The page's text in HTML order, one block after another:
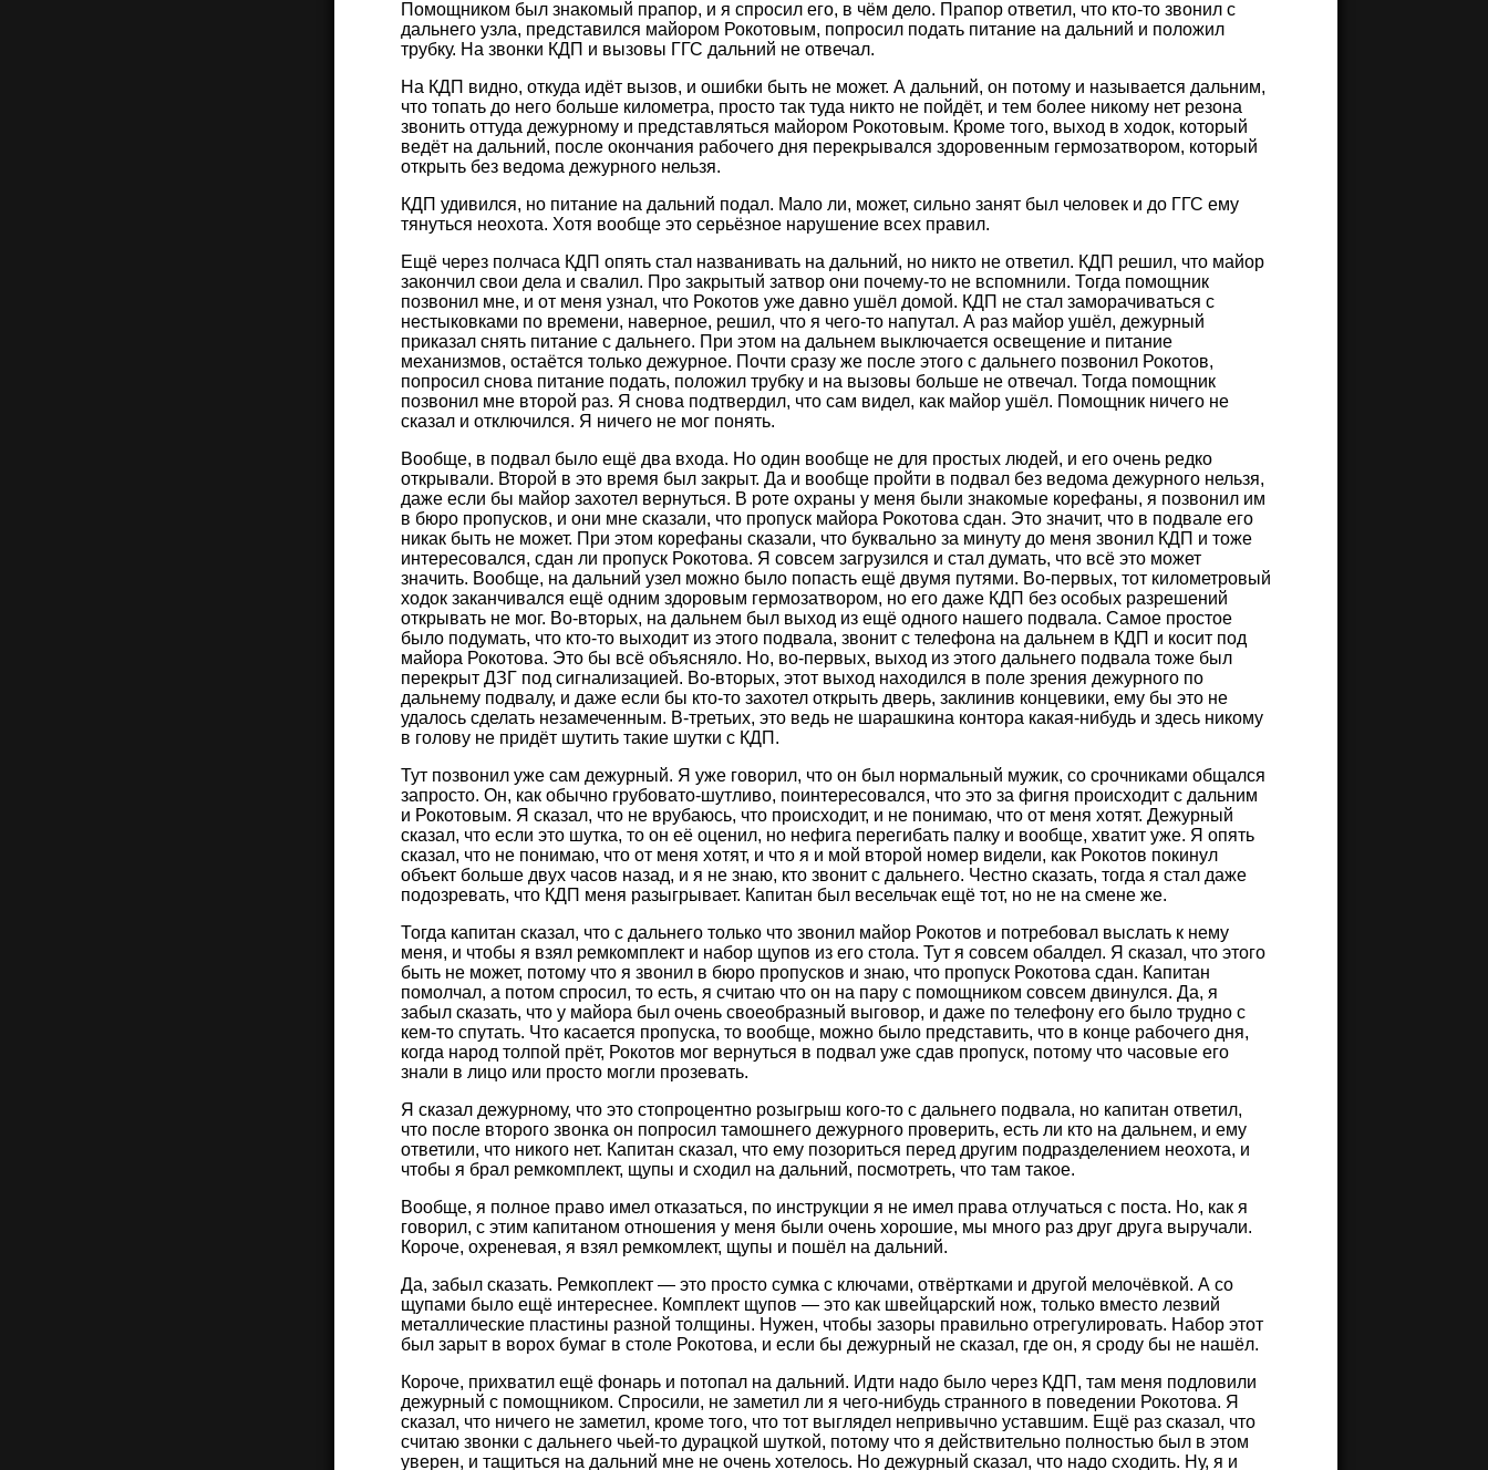
Помощником был знакомый прапор, и я спросил его, в чём дело. Прапор ответил, что кто-то звонил с
дальнего узла, представился майором Рокотовым, попросил подать питание на дальний и положил
трубку. На звонки КДП и вызовы ГГС дальний не отвечал.
На КДП видно, откуда идёт вызов, и ошибки быть не может. А дальний, он потому и называется дальним,
что топать до него больше километра, просто так туда никто не пойдёт, и тем более никому нет резона
звонить оттуда дежурному и представляться майором Рокотовым. Кроме того, выход в ходок, который
ведёт на дальний, после окончания рабочего дня перекрывался здоровенным гермозатвором, который
открыть без ведома дежурного нельзя.
КДП удивился, но питание на дальний подал. Мало ли, может, сильно занят был человек и до ГГС ему
тянуться неохота. Хотя вообще это серьёзное нарушение всех правил.
Ещё через полчаса КДП опять стал названивать на дальний, но никто не ответил. КДП решил, что майор
закончил свои дела и свалил. Про закрытый затвор они почему-то не вспомнили. Тогда помощник
позвонил мне, и от меня узнал, что Рокотов уже давно ушёл домой. КДП не стал заморачиваться с
нестыковками по времени, наверное, решил, что я чего-то напутал. А раз майор ушёл, дежурный
приказал снять питание с дальнего. При этом на дальнем выключается освещение и питание
механизмов, остаётся только дежурное. Почти сразу же после этого с дальнего позвонил Рокотов,
попросил снова питание подать, положил трубку и на вызовы больше не отвечал. Тогда помощник
позвонил мне второй раз. Я снова подтвердил, что сам видел, как майор ушёл. Помощник ничего не
сказал и отключился. Я ничего не мог понять.
Вообще, в подвал было ещё два входа. Но один вообще не для простых людей, и его очень редко
открывали. Второй в это время был закрыт. Да и вообще пройти в подвал без ведома дежурного нельзя,
даже если бы майор захотел вернуться. В роте охраны у меня были знакомые корефаны, я позвонил им
в бюро пропусков, и они мне сказали, что пропуск майора Рокотова сдан. Это значит, что в подвале его
никак быть не может. При этом корефаны сказали, что буквально за минуту до меня звонил КДП и тоже
интересовался, сдан ли пропуск Рокотова. Я совсем загрузился и стал думать, что всё это может
значить. Вообще, на дальний узел можно было попасть ещё двумя путями. Во-первых, тот километровый
ходок заканчивался ещё одним здоровым гермозатвором, но его даже КДП без особых разрешений
открывать не мог. Во-вторых, на дальнем был выход из ещё одного нашего подвала. Самое простое
было подумать, что кто-то выходит из этого подвала, звонит с телефона на дальнем в КДП и косит под
майора Рокотова. Это бы всё объясняло. Но, во-первых, выход из этого дальнего подвала тоже был
перекрыт ДЗГ под сигнализацией. Во-вторых, этот выход находился в поле зрения дежурного по
дальнему подвалу, и даже если бы кто-то захотел открыть дверь, заклинив концевики, ему бы это не
удалось сделать незамеченным. В-третьих, это ведь не шарашкина контора какая-нибудь и здесь никому
в голову не придёт шутить такие шутки с КДП.
Тут позвонил уже сам дежурный. Я уже говорил, что он был нормальный мужик, со срочниками общался
запросто. Он, как обычно грубовато-шутливо, поинтересовался, что это за фигня происходит с дальним
и Рокотовым. Я сказал, что не врубаюсь, что происходит, и не понимаю, что от меня хотят. Дежурный
сказал, что если это шутка, то он её оценил, но нефига перегибать палку и вообще, хватит уже. Я опять
сказал, что не понимаю, что от меня хотят, и что я и мой второй номер видели, как Рокотов покинул
объект больше двух часов назад, и я не знаю, кто звонит с дальнего. Честно сказать, тогда я стал даже
подозревать, что КДП меня разыгрывает. Капитан был весельчак ещё тот, но не на смене же.
Тогда капитан сказал, что с дальнего только что звонил майор Рокотов и потребовал выслать к нему
меня, и чтобы я взял ремкомплект и набор щупов из его стола. Тут я совсем обалдел. Я сказал, что этого
быть не может, потому что я звонил в бюро пропусков и знаю, что пропуск Рокотова сдан. Капитан
помолчал, а потом спросил, то есть, я считаю что он на пару с помощником совсем двинулся. Да, я
забыл сказать, что у майора был очень своеобразный выговор, и даже по телефону его было трудно с
кем-то спутать. Что касается пропуска, то вообще, можно было представить, что в конце рабочего дня,
когда народ толпой прёт, Рокотов мог вернуться в подвал уже сдав пропуск, потому что часовые его
знали в лицо или просто могли прозевать.
Я сказал дежурному, что это стопроцентно розыгрыш кого-то с дальнего подвала, но капитан ответил,
что после второго звонка он попросил тамошнего дежурного проверить, есть ли кто на дальнем, и ему
ответили, что никого нет. Капитан сказал, что ему позориться перед другим подразделением неохота, и
чтобы я брал ремкомплект, щупы и сходил на дальний, посмотреть, что там такое.
Вообще, я полное право имел отказаться, по инструкции я не имел права отлучаться с поста. Но, как я
говорил, с этим капитаном отношения у меня были очень хорошие, мы много раз друг друга выручали.
Короче, охреневая, я взял ремкомлект, щупы и пошёл на дальний.
Да, забыл сказать. Ремкоплект — это просто сумка с ключами, отвёртками и другой мелочёвкой. А со
щупами было ещё интереснее. Комплект щупов — это как швейцарский нож, только вместо лезвий
металлические пластины разной толщины. Нужен, чтобы зазоры правильно отрегулировать. Набор этот
был зарыт в ворох бумаг в столе Рокотова, и если бы дежурный не сказал, где он, я сроду бы не нашёл.
Короче, прихватил ещё фонарь и потопал на дальний. Идти надо было через КДП, там меня подловили
дежурный с помощником. Спросили, не заметил ли я чего-нибудь странного в поведении Рокотова. Я
сказал, что ничего не заметил, кроме того, что тот выглядел непривычно уставшим. Ещё раз сказал, что
считаю звонки с дальнего чьей-то дурацкой шуткой, потому что я действительно полностью был в этом
уверен, и тащиться на дальний мне не очень хотелось. Но дежурный сказал, что надо сходить. Ну, я и